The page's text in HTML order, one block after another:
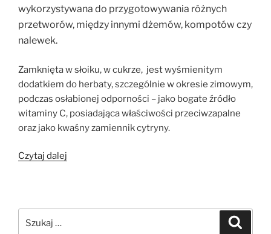
wykorzystywana do przygotowywania różnych
przetworów, między innymi dżemów, kompotów czy
nalewek.
Zamknięta w słoiku, w cukrze, jest wyśmienitym
dodatkiem do herbaty, szczególnie w okresie zimowym,
podczas osłabionej odporności – jako bogate źródło
witaminy C, posiadająca właściwości przeciwzapalne
oraz jako kwaśny zamiennik cytryny.
Czytaj dalej